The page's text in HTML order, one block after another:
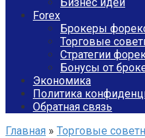
Forex
Брокеры
Торговые
Стратегии
Бонусы от
Экономика
Политика
Обратная связь
Главная » Торговые